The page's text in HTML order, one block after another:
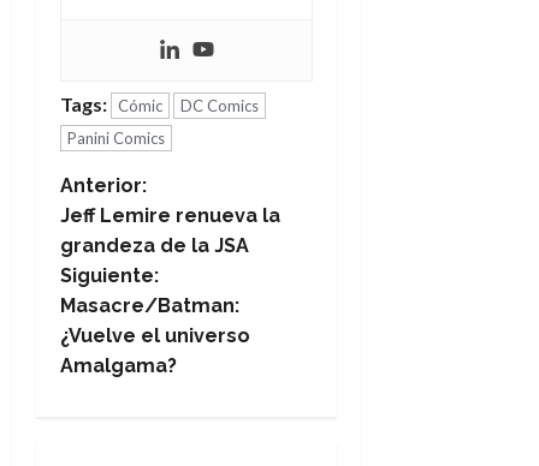
Tags: Cómic
DC Comics
Panini Comics
N
a
v
e
Anterior:
Jeff Lemire renueva la
grandeza de la JSA
Siguiente:
Masacre/Batman:
¿Vuelve el universo
Amalgama?